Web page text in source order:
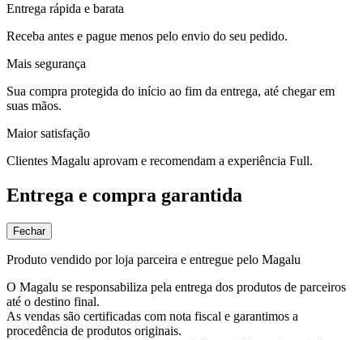
Entrega rápida e barata
Receba antes e pague menos pelo envio do seu pedido.
Mais segurança
Sua compra protegida do início ao fim da entrega, até chegar em
suas mãos.
Maior satisfação
Clientes Magalu aprovam e recomendam a experiência Full.
Entrega e compra garantida
Fechar
Produto vendido por loja parceira e entregue pelo Magalu
O Magalu se responsabiliza pela entrega dos produtos de parceiros
até o destino final.
As vendas são certificadas com nota fiscal e garantimos a
procedência de produtos originais.